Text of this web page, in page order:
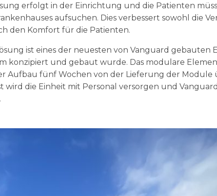
erfolgt in der Einrichtung und die Patienten
aufsuchen. Dies verbessert sowohl die
den Komfort für die Patienten.
ist eines der neuesten von Vanguard gebauten
konzipiert und gebaut wurde. Das modulare
Aufbau fünf Wochen von der Lieferung der Module
wird die Einheit mit Personal versorgen und